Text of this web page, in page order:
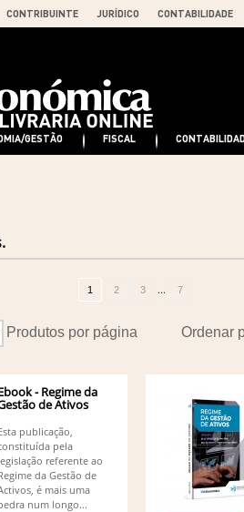
CONTRIBUINTE JURÍDICO CONTABILIDADE
GESTÃO FISCAL
1 2 3 ... 7
Ordenar
Produtos por página
- Regime da
de Ativos
publicação,
pela
referente ao
da Gestão de
é mais uma
num longo...